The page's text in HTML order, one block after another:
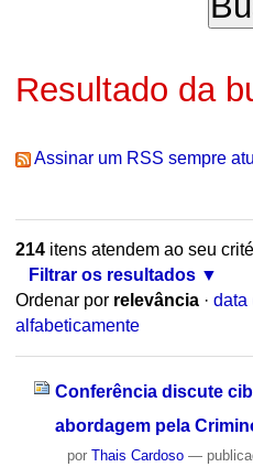
Resultado da
Assinar um RSS sempre
214itens atendem ao seu
Filtrar os resultados
Ordenar por relevância · data
alfabeticamente
Conferência discute
abordagem pela
por Thais Cardoso —